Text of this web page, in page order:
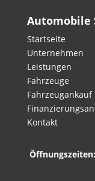
Automobile
Startseite
Unternehmen
Leistungen
Fahrzeuge
Fahrzeugankauf
Kontakt
Öffnungszeiten: